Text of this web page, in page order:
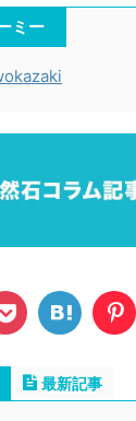
ミー
最新記事